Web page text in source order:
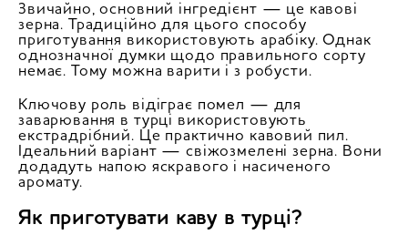
Звичайно, основний інгредієнт — це кавові
зерна. Традиційно для цього способу
приготування використовують арабіку. Однак
однозначної думки щодо правильного сорту
немає. Тому можна варити і з робусти.
Ключову роль відіграє помел — для
заварювання в турці використовують
екстрадрібний. Це практично кавовий пил.
Ідеальний варіант — свіжозмелені зерна. Вони
додадуть напою яскравого і насиченого
аромату.
Як приготувати каву в турці?